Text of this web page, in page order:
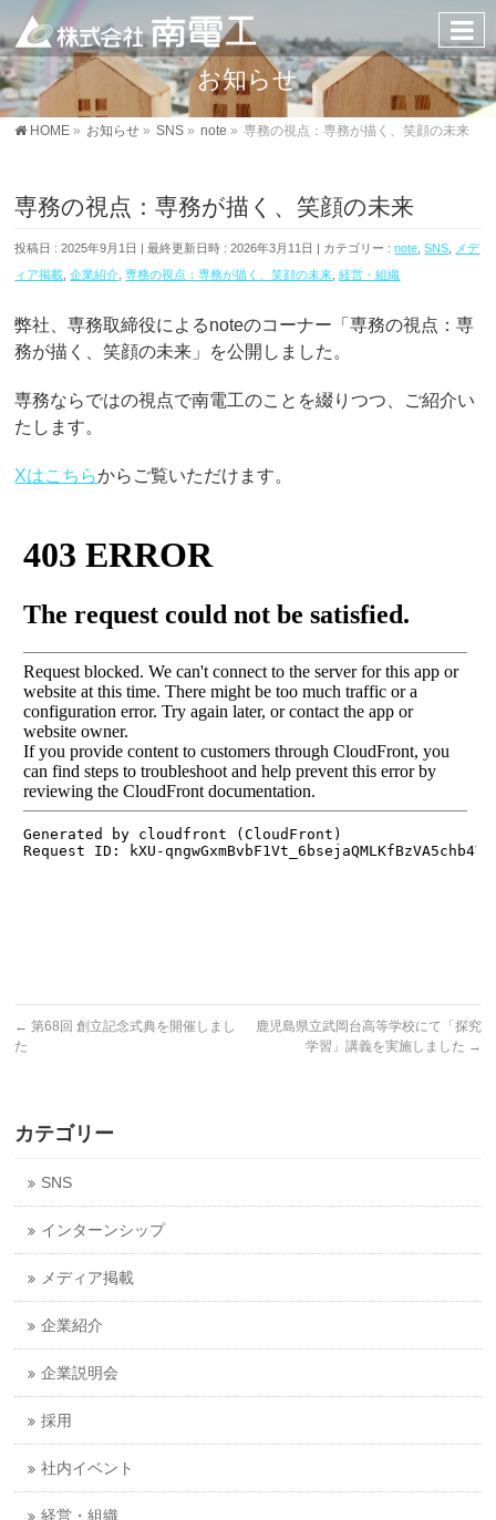
お知らせ
HOME » お知らせ » SNS » note » 専務の視点：専務が描く、笑顔の未来
専務の視点：専務が描く、笑顔の未来
投稿日 : 2025年9月1日 最終更新日時 : 2026年3月11日 カテゴリー :note ,SNS
メデ
ィア掲載 ,企業紹介 ,専務の視点：専務が描く、笑顔の未来 ,経営・組織
弊社、専務取締役によるnoteのコーナー「専務の視点：専
務が描く、笑顔の未来」を公開しました。
専務ならではの視点で南電工のことを綴りつつ、ご紹介い
たします。
Xはこちらからご覧いただけます。
← 第68回 創立記念式典を開催しまし
た
鹿児島県立武岡台高等学校にて「探究
学習」講義を実施しました →
カテゴリー
SNS
インターンシップ
メディア掲載
企業紹介
企業説明会
採用
社内イベント
経営・組織